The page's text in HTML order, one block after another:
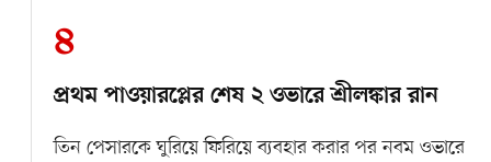
৪
প্রথম পাওয়ারপ্লের শেষ ২ ওভারে শ্রীলঙ্কার রান
তিন পেসারকে ঘুরিয়ে ফিরিয়ে ব্যবহার করার পর নবম ওভারে